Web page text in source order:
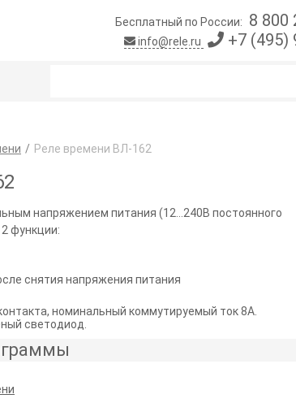
Бесплатный по России: 8 800
info@rele.ru +7 (495)
Реле времени ВЛ-162
напряжением питания (12...240В постоянного
функции:
снятия напряжения питания
номинальный коммутируемый ток 8А.
светодиод.